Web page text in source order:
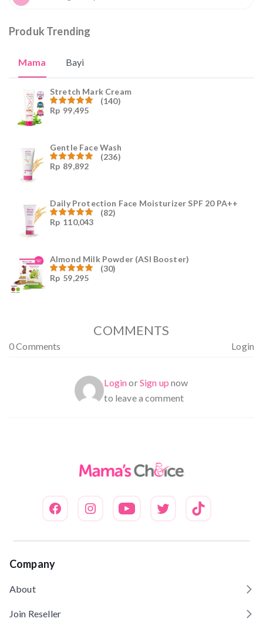
Produk Trending
Mama Bayi
Stretch Mark Cream
Dinilai
(140)
Rp 99,495
Gentle Face Wash
Dinilai
(236)
Rp 89,892
Daily Protection Face Moisturizer SPF 20 PA++
Dinilai
(82)
Rp 110,043
Almond Milk Powder (ASI Booster)
Dinilai5.00
(30)
Rp 59,295
COMMENTS
0 Comments Login
LoginorSign up now
to leave a comment
Company
About
Join Reseller